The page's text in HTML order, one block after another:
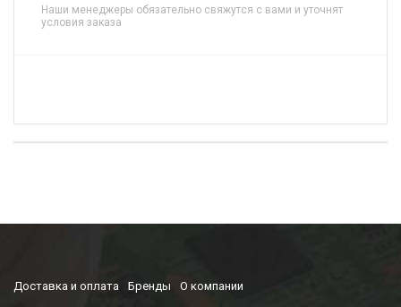
Наши менеджеры обязательно свяжутся с вами и уточнят
условия заказа
Доставка и оплата Бренды О компании